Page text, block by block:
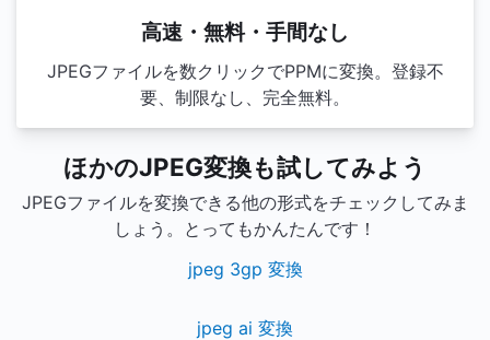
高速・無料・手間なし
JPEGファイルを数クリックでPPMに変換。登録不
要、制限なし、完全無料。
ほかのJPEG変換も試してみよう
JPEGファイルを変換できる他の形式をチェックしてみま
しょう。とってもかんたんです！
jpeg 3gp 変換
jpeg ai 変換